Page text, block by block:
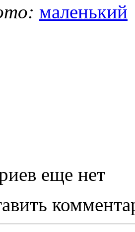
маленький
еще нет